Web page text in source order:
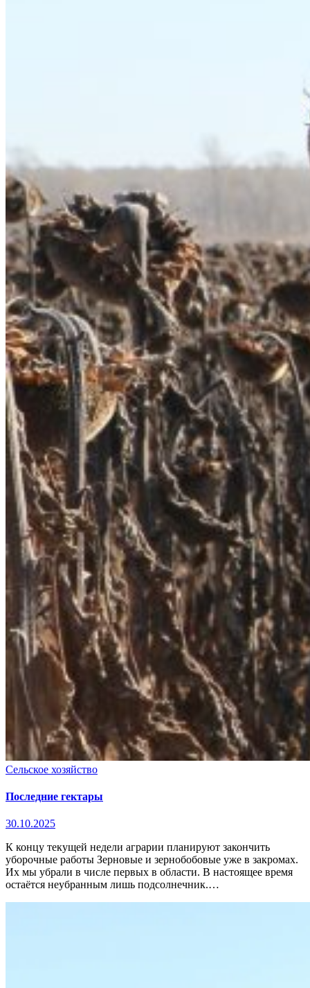
Сельское хозяйство
Последние гектары
30.10.2025
К концу текущей недели аграрии планируют закончить
уборочные работы Зерновые и зернобобовые уже в закромах.
Их мы убрали в числе первых в области. В настоящее время
остаётся неубранным лишь подсолнечник.…